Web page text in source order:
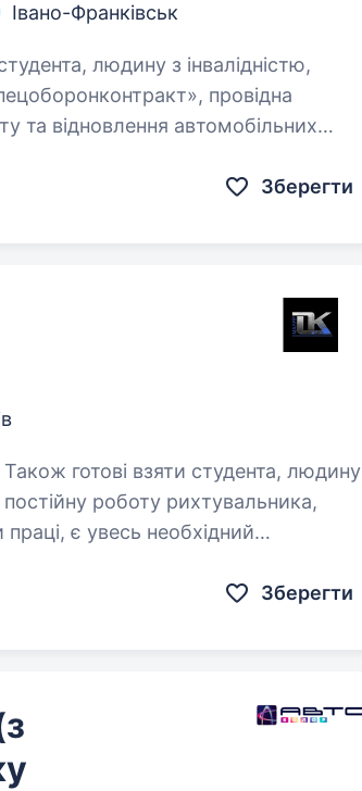
Івано-Франківськ
людину з інвалідністю,
та відновлення автомобільних
Зберегти
готові взяти студента, людину
є увесь необхідний
Зберегти